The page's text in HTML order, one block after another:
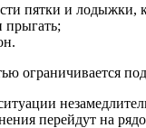
пятки и лодыжки,
прыгать;
ограничивается
перейдут на